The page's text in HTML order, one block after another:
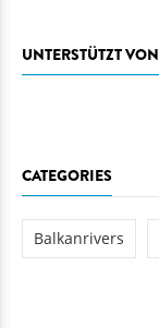
UNTERSTÜTZT
Balkanrivers